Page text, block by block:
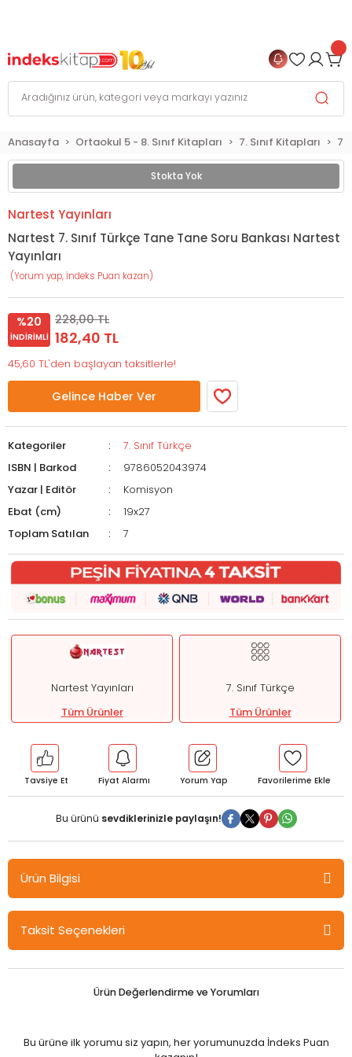
Anasayfa Ortaokul 5 - 8. Sınıf Kitapları 7. Sınıf Kitapları 7.
Stokta Yok
Nartest Yayınları
Nartest 7. Sınıf Türkçe Tane Tane Soru Bankası Nartest
Yayınları
(Yorum yap, İndeks Puan kazan)
%20
İNDIRIMLI
228,00 TL
182,40 TL
45,60 TL'den başlayan taksitlerle!
Gelince Haber Ver
Kategoriler
7. Sınıf Türkçe
ISBN | Barkod
9786052043974
Yazar | Editör
Komisyon
Ebat (cm)
19x27
Toplam Satılan
7
Nartest Yayınları
Tüm Ürünler
7. Sınıf Türkçe
Tüm Ürünler
Tavsiye Et Fiyat Alarmı Yorum Yap
Bu ürünü sevdiklerinizle paylaşın!
Ürün Bilgisi
Nartest 7. Sınıf Türkçe Tane Tane Soru Bankası Nartest Yayınları
BİLGİ KARTI
Sayfa Sayısı 240
Taksit Seçenekleri
Ürün Değerlendirme ve Yorumları
Bu ürüne ilk yorumu siz yapın, her yorumunuzda İndeks Puan